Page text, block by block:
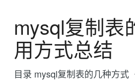
mysql复制表
用方式总结
目录 mysql复制表的几种方式